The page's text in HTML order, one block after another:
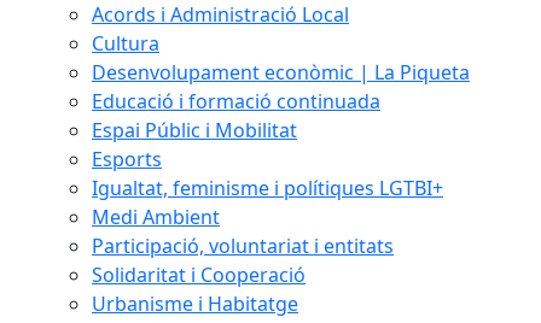
Acords i Administració Local
Cultura
Desenvolupament econòmic | La Piqueta
Educació i formació continuada
Espai Públic i Mobilitat
Esports
Igualtat, feminisme i polítiques LGTBI+
Medi Ambient
Participació, voluntariat i entitats
Solidaritat i Cooperació
Urbanisme i Habitatge